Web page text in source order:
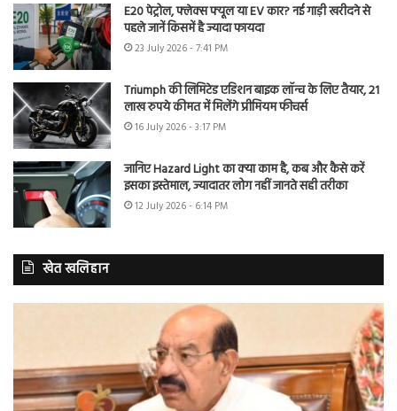
E20 पेट्रोल, फ्लेक्स फ्यूल या EV कार? नई गाड़ी खरीदने से
पहले जानें किसमें है ज्यादा फायदा
23 July 2026 - 7:41 PM
Triumph की लिमिटेड एडिशन बाइक लॉन्च के लिए तैयार, 21
लाख रुपये कीमत में मिलेंगे प्रीमियम फीचर्स
16 July 2026 - 3:17 PM
जानिए Hazard Light का क्या काम है, कब और कैसे करें
इसका इस्तेमाल, ज्यादातर लोग नहीं जानते सही तरीका
12 July 2026 - 6:14 PM
खेत खलिहान